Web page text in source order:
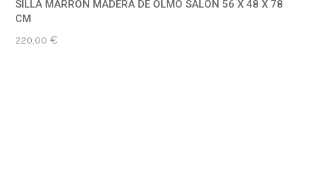
SILLA MARRÓN MADERA DE OLMO SALÓN 56 X 48 X 78
CM
220,00€